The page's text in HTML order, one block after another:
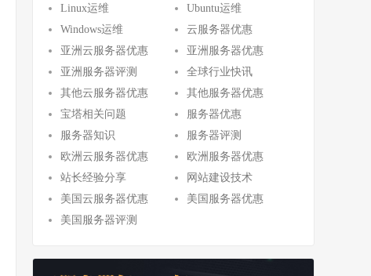
Linux运维
Ubuntu运维
Windows运维
云服务器优惠
亚洲云服务器优惠
亚洲服务器优惠
亚洲服务器评测
全球行业快讯
其他云服务器优惠
其他服务器优惠
宝塔相关问题
服务器优惠
服务器知识
服务器评测
欧洲云服务器优惠
欧洲服务器优惠
站长经验分享
网站建设技术
美国云服务器优惠
美国服务器优惠
美国服务器评测